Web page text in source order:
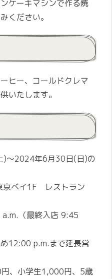
ケーキマシンで作る焼
ください。
ヒー、コールドクレマ
いたします。
～2024年6月30日(日)の
京ベイ1F レストラン
（最終入店 9:45
12:00 p.m.まで延長営
、小学生1,000円、5歳